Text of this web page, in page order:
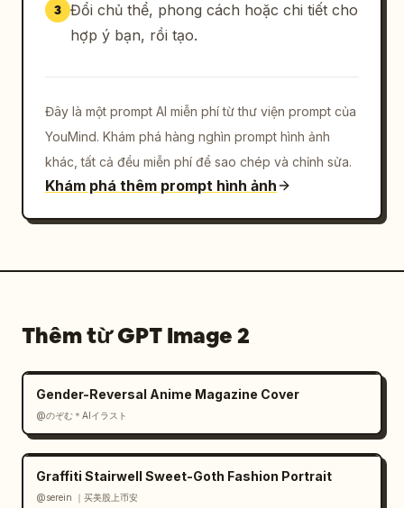
3 Đổi chủ thể, phong cách hoặc chi tiết cho
hợp ý bạn, rồi tạo.
Đây là một prompt AI miễn phí từ thư viện prompt của
YouMind. Khám phá hàng nghìn prompt hình ảnh
khác, tất cả đều miễn phí để sao chép và chỉnh sửa.
Khám phá thêm prompt hình ảnh
Thêm từ GPT Image 2
Gender-Reversal Anime Magazine Cover
@のぞむ＊AIイラスト
Graffiti Stairwell Sweet-Goth Fashion Portrait
@serein ｜买美股上币安